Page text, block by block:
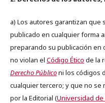
a) Los autores garantizan que
publicado en cualquier forma
preparando su publicación en
no violan el Código Ético de la
Derecho Públiconi los códigos
cualquier tercero; y que no
por la Editorial (Universidad de